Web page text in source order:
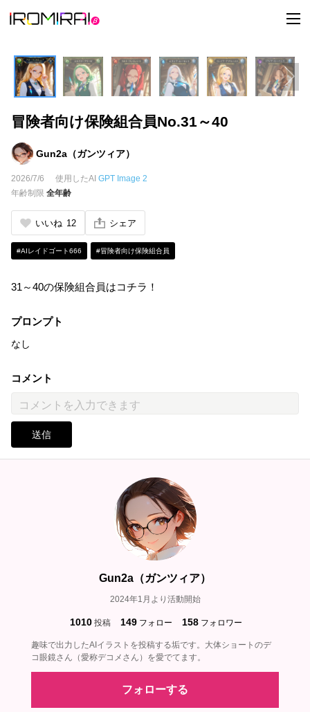
t
o
l
e
n
a
v
冒険者向け保険組合員No.31～40
Gun2a（ガンツィア）
2026/7/6 使用したAI GPT Image 2
年齢制限 全年齢
いいね 12 シェア
#AIレイドゴート666 #冒険者向け保険組合員
31～40の保険組合員はコチラ！
プロンプト
なし
コメント
送信
Gun2a（ガンツィア）
2024年1月より活動開始
1010 投稿 149 フォロー 158 フォロワー
趣味で出力したAIイラストを投稿する垢です。大体ショートのデ
コ眼鏡さん（愛称デコメさん）を愛でてます。
フォローする